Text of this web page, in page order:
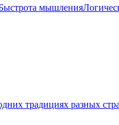
мышления
традициях разных